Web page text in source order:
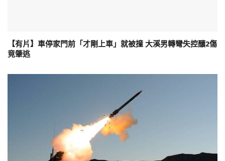
【有片】車停家門前「才剛上車」就被撞 大溪男轉彎失控釀2傷
竟肇逃